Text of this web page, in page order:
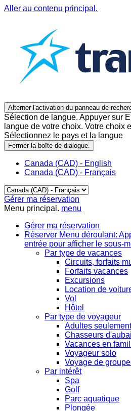
Aller au contenu principal.
Alterner l'activation du panneau de
Sélection de langue. Appuyer sur
langue de votre choix. Votre choix
Sélectionnez le pays et la langue
Fermer la boîte de dialogue.
Canada (CAD) - English
Canada (CAD) - Français
Gérer ma réservation
Menu principal. menu
Gérer ma réservation
Réserver Menu déroulant:
entrée pour afficher le sous-
Par type de vacances
Circuits, forfaits
Forfaits vacances
Excursions
Location de
Vol
Hôtel
Par type de voyageur
Adultes seulement
Chasseurs
Vacances en
Voyageur solo
Voyage de
Par intérêt
Spa
Golf
Parc aquatique
Plongée